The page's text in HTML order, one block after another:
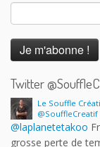
Twitter
Le Souffle
@SouffleCreatif
@laplanetetakoo
grosse perte de